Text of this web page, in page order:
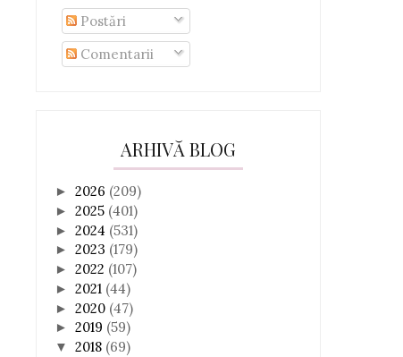
Postări
Comentarii
ARHIVĂ BLOG
► 2026 (209)
► 2025 (401)
► 2024 (531)
► 2023 (179)
► 2022 (107)
► 2021 (44)
► 2020 (47)
► 2019 (59)
▼ 2018 (69)